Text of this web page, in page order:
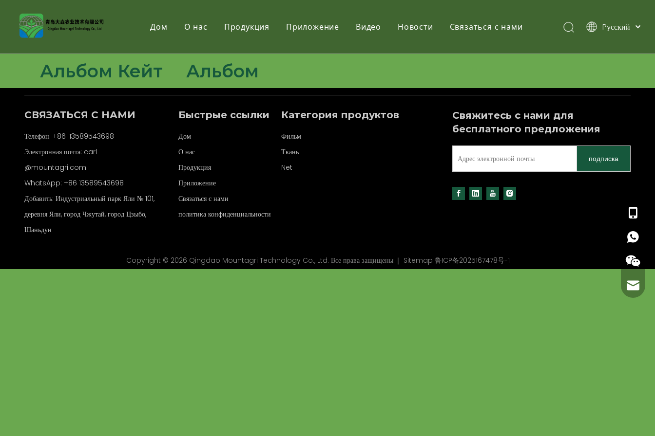
Дом О нас Продукция
Ткань
Net
Приложение Видео Новости Связаться с нами
Pусский
简体中文
Альбом Кейт Альбом
СВЯЗАТЬСЯ С НАМИ
Телефон: +86-13589543698
Электронная почта: carl
@mountagri.com
WhatsApp: +86 13589543698
Добавить: Индустриальный парк Яли № 101,
деревня Яли, город Чжутай, город Цзыбо,
Шаньдун
+86
+86
Быстрые ссылки
Дом
О нас
Продукция
Приложение
Связаться с нами
политика конфиденциальности
Категория продуктов
Фильм
Ткань
Net
Свяжитесь с нами для
бесплатного предложения
подписка
Copyright © 2026 Qingdao Mountagri Technology Co., Ltd. Все права защищены.｜ Sitemap 鲁ICP备2025167478号-1